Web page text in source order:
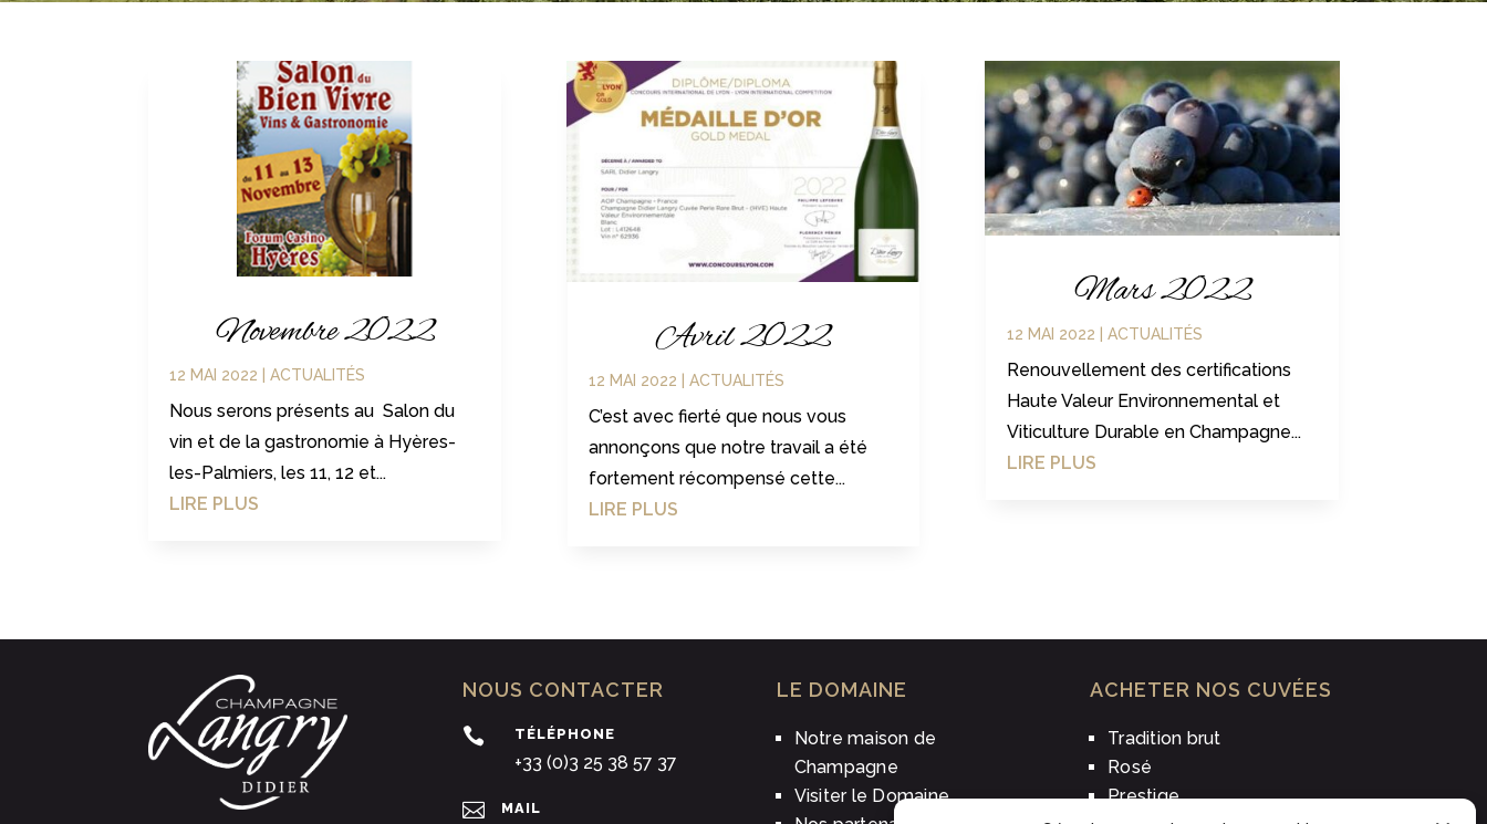
Novembre 2022
12 MAI 2022 |ACTUALITÉS
Nous serons présents au Salon du
vin et de la gastronomie à Hyères-
les-Palmiers, les 11, 12 et...
LIRE PLUS
Avril 2022
12 MAI 2022 ACTUALITÉS
C’est avec fierté que nous vous
annonçons que notre travail a été
fortement récompensé cette...
LIRE PLUS
Mars 2022
12 MAI 2022 ACTUALITÉS
Renouvellement des certifications
Haute Valeur Environnemental et
Viticulture Durable en Champagne...
LIRE PLUS
NOUS CONTACTER
 TÉLÉPHONE
+33 (0)3 25 38 57 37
 MAIL
LE DOMAINE
Notre maison de
Champagne
Visiter le Domaine
ACHETER NOS CUVÉES
Tradition brut
Rosé
Prestige